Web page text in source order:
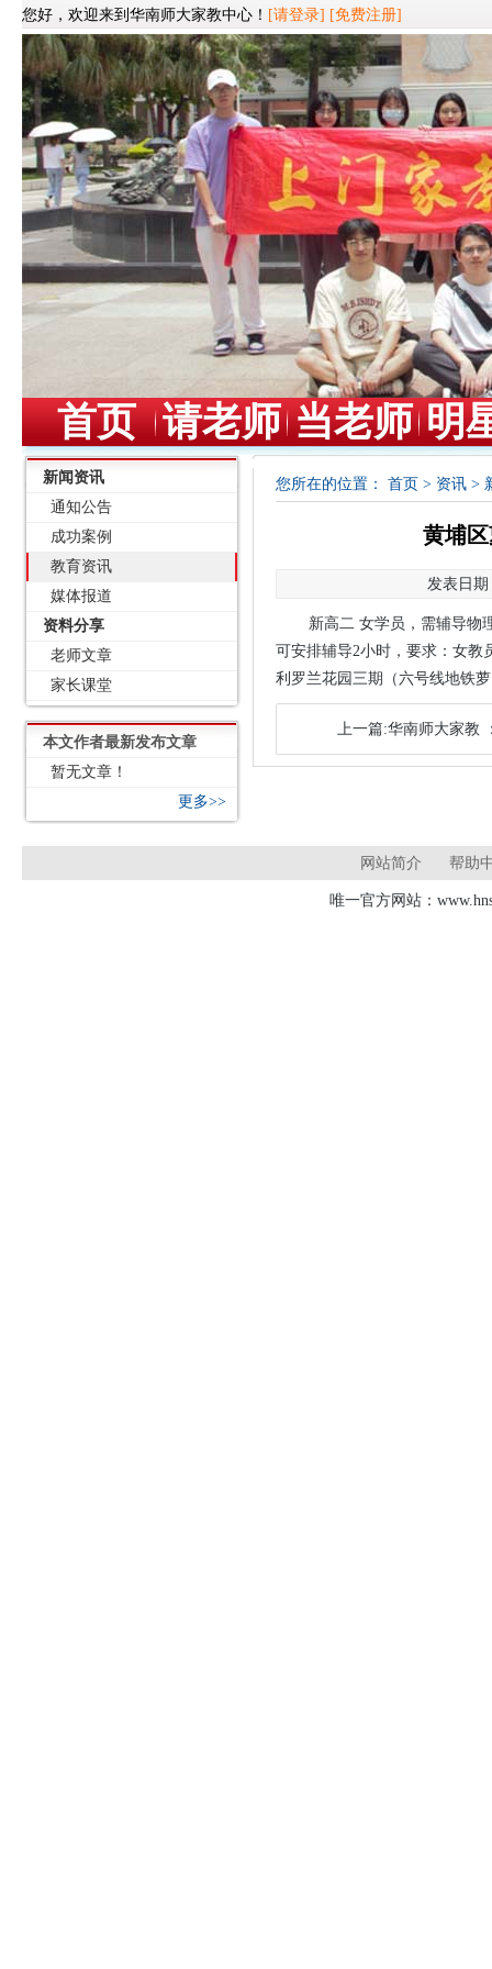
您好，欢迎来到华南师大家教中心！ [请登录] [免费注册]
首页 请老师 当老师 明
新闻资讯
通知公告
成功案例
教育资讯
媒体报道
资料分享
老师文章
家长课堂
本文作者最新发布文章
暂无文章！
更多>>
您所在的位置： 首页 > 资讯 >
黄埔
发表日期
新高二 女学员，需辅导物
可安排辅导2小时，要求：女教
利罗兰花园三期（六号线地铁
上一篇:华南师大家教
网站简介 帮助
唯一官方网站：